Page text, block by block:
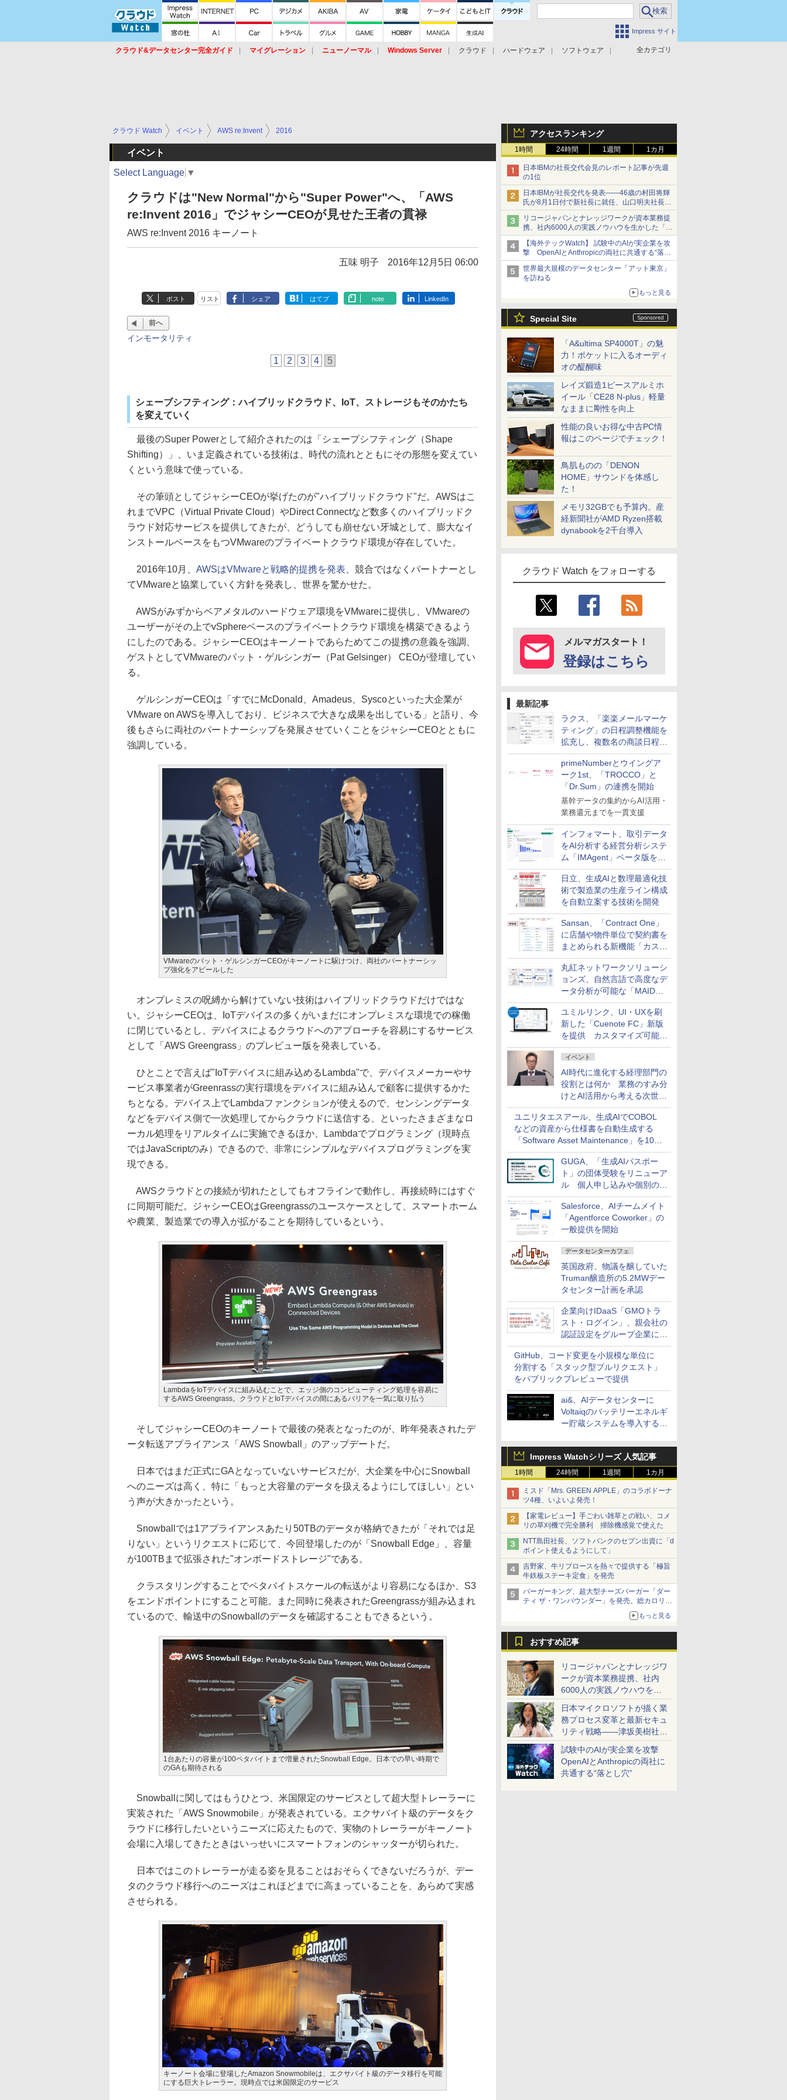
Impress サイト
全カテゴリ
クラウド&データセンター完全ガイド マイグレーション ニューノーマル Windows Server クラウド ハードウェア
ソフトウェア
アクセスランキング
1時間 24時間 1週間 1カ月
日本IBMの社長交代会見のレポート記事が先週
の1位
日本IBMが社長交代を発表――46歳の村田将輝
氏が8月1日付で新社長に就任、山口明夫社長は
会長へ
リコージャパンとナレッジワークが資本業務提
携、社内6000人の実践ノウハウを生かした「AI
商談記録 for RICOH」を展開へ
【海外テックWatch】 試験中のAIが実企業を攻
撃 OpenAIとAnthropicの両社に共通する“落と
し穴”
世界最大規模のデータセンター「アット東京」
を訪ねる
もっと見る
Special Site
「A&ultima SP4000T」の魅
力！ポケットに入るオーディ
オの醍醐味
レイズ鍛造1ピースアルミホ
イール「CE28 N-plus」軽量
なままに剛性を向上
性能の良いお得な中古PC情
報はこのページでチェック！
鳥肌ものの「DENON
HOME」サウンドを体感し
た！
メモリ32GBでも予算内。産
経新聞社がAMD Ryzen搭載
dynabookを2千台導入
クラウド Watch をフォローする
メルマガスタート！
登録はこちら
最新記事
ラクス、「楽楽メールマーケ
ティング」の日程調整機能を
拡充し、複数名の商談日程調
整を効率化
primeNumberとウイングア
ーク1st、「TROCCO」と
「Dr.Sum」の連携を開始
基幹データの集約からAI活用・
業務還元までを一貫支援
インフォマート、取引データ
をAI分析する経営分析システ
ム「IMAgent」ベータ版を提
供
日立、生成AIと数理最適化技
術で製造業の生産ライン構成
を自動立案する技術を開発
Sansan、「Contract One」
に店舗や物件単位で契約書を
まとめられる新機能「カスタ
ム契約ツリー」を追加
丸紅ネットワークソリューシ
ョンズ、自然言語で高度なデ
ータ分析が可能な「MAIDOA
AI ASSIST」を9月より提供
ユミルリンク、UI・UXを刷
新した「Cuenote FC」新版
を提供 カスタマイズ可能な
ダッシュボード画面を搭載
イベント
AI時代に進化する経理部門の
役割とは何か 業務のすみ分
けとAI活用から考える次世代
ファイナンス戦略
ユニリタエスアール、生成AIでCOBOL
などの資産から仕様書を自動生成する
「Software Asset Maintenance」を10月
に発売
GUGA、「生成AIパスポー
ト」の団体受験をリニューア
ル 個人申し込みや個別の支
払いなどに対応
Salesforce、AIチームメイト
「Agentforce Coworker」の
一般提供を開始
データセンターカフェ
英国政府、物議を醸していた
Truman醸造所の5.2MWデー
タセンター計画を承認
企業向けIDaaS「GMOトラ
スト・ログイン」、親会社の
認証設定をグループ企業に展
開できる新機能を提供
GitHub、コード変更を小規模な単位に
分割する「スタック型プルリクエスト」
をパブリックプレビューで提供
ai&、AIデータセンターに
Voltaiqのバッテリーエネルギ
ー貯蔵システムを導入する計
Impress Watchシリーズ 人気記事
1時間 24時間 1週間 1カ月
ミスド「Mrs. GREEN APPLE」のコラボドーナ
ツ4種、いよいよ発売！
【家電レビュー】手ごわい雑草との戦い、コメ
リの草刈機で完全勝利 掃除機感覚で使えた
NTT島田社長、ソフトバンクのセブン出資に「d
ポイント使えるようにして」
吉野家、牛リブロースを熱々で提供する「極旨
牛鉄板ステーキ定食」を発売
バーガーキング、超大型チーズバーガー「ダー
ティ ザ・ワンパウンダー」を発売。総カロリー
もっと見る
おすすめ記事
リコージャパンとナレッジワ
ークが資本業務提携、社内
6000人の実践ノウハウを生
かした「AI商談記録 for
RICOH」を展開へ
日本マイクロソフトが描く業
務プロセス変革と最新セキュ
リティ戦略――津坂美樹社長
が2027年度戦略を説明
試験中のAIが実企業を攻撃
OpenAIとAnthropicの両社に
共通する“落とし穴”
クラウド Watch イベント AWS re:Invent 2016
イベント
Select Language ▼
クラウドは"New Normal"から"Super Power"へ、「AWS
re:Invent 2016」でジャシーCEOが見せた王者の貫禄
AWS re:Invent 2016 キーノート
五味 明子 2016年12月5日 06:00
ポスト リスト シェア はてブ note LinkedIn
前へ
インモータリティ
1 2 3 4 5
シェーブシフティング：ハイブリッドクラウド、IoT、ストレージもそのかたち
を変えていく
最後のSuper Powerとして紹介されたのは「シェープシフティング（Shape
Shifting）」、いま定義されている技術は、時代の流れとともにその形態を変えてい
くという意味で使っている。
その筆頭としてジャシーCEOが挙げたのが"ハイブリッドクラウド"だ。AWSはこ
れまでVPC（Virtual Private Cloud）やDirect Connectなど数多くのハイブリッドク
ラウド対応サービスを提供してきたが、どうしても崩せない牙城として、膨大なイ
ンストールベースをもつVMwareのプライベートクラウド環境が存在していた。
2016年10月、 AWSはVMwareと戦略的提携を発表 、競合ではなくパートナーとし
てVMwareと協業していく方針を発表し、世界を驚かせた。
AWSがみずからベアメタルのハードウェア環境をVMwareに提供し、VMwareの
ユーザーがその上でvSphereベースのプライベートクラウド環境を構築できるよう
にしたのである。ジャシーCEOはキーノートであらためてこの提携の意義を強調、
ゲストとしてVMwareのパット・ゲルシンガー（Pat Gelsinger） CEOが登壇してい
る。
ゲルシンガーCEOは「すでにMcDonald、Amadeus、Syscoといった大企業が
VMware on AWSを導入しており、ビジネスで大きな成果を出している」と語り、今
後もさらに両社のパートナーシップを発展させていくことをジャシーCEOとともに
強調している。
VMwareのパット・ゲルシンガーCEOがキーノートに駆けつけ、両社のパートナーシッ
プ強化をアピールした
オンプレミスの呪縛から解けていない技術はハイブリッドクラウドだけではな
い。ジャシーCEOは、IoTデバイスの多くがいまだにオンプレミスな環境での稼働
に閉じているとし、デバイスによるクラウドへのアプローチを容易にするサービス
として「AWS Greengrass」のプレビュー版を発表している。
ひとことで言えば"IoTデバイスに組み込めるLambda"で、デバイスメーカーやサ
ービス事業者がGreenrassの実行環境をデバイスに組み込んで顧客に提供するかた
ちとなる。デバイス上でLambdaファンクションが使えるので、センシングデータ
などをデバイス側で一次処理してからクラウドに送信する、といったさまざまなロ
ーカル処理をリアルタイムに実施できるほか、Lambdaでプログラミング（現時点
ではJavaScriptのみ）できるので、非常にシンプルなデバイスプログラミングを実
現できる。
AWSクラウドとの接続が切れたとしてもオフラインで動作し、再接続時にはすぐ
に同期可能だ。ジャシーCEOはGreengrassのユースケースとして、スマートホーム
や農業、製造業での導入が拡がることを期待しているという。
LambdaをIoTデバイスに組み込むことで、エッジ側のコンピューティング処理を容易に
するAWS Greengrass。クラウドとIoTデバイスの間にあるバリアを一気に取り払う
そしてジャシーCEOのキーノートで最後の発表となったのが、昨年発表されたデ
ータ転送アプライアンス「AWS Snowball」のアップデートだ。
日本ではまだ正式にGAとなっていないサービスだが、大企業を中心にSnowball
へのニーズは高く、特に「もっと大容量のデータを扱えるようにしてほしい」とい
う声が大きかったという。
Snowballでは1アプライアンスあたり50TBのデータが格納できたが「それでは足
りない」というリクエストに応じて、今回登場したのが「Snowball Edge」、容量
が100TBまで拡張された"オンボードストレージ"である。
クラスタリングすることでペタバイトスケールの転送がより容易になるほか、S3
をエンドポイントにすること可能。また同時に発表されたGreengrassが組み込まれ
ているので、輸送中のSnowballのデータを確認することもできるという。
1台あたりの容量が100ペタバイトまで増量されたSnowball Edge。日本での早い時期で
のGAも期待される
Snowballに関してはもうひとつ、米国限定のサービスとして超大型トレーラーに
実装された「AWS Snowmobile」が発表されている。エクサバイト級のデータをク
ラウドに移行したいというニーズに応えたもので、実物のトレーラーがキーノート
会場に入場してきたときはいっせいにスマートフォンのシャッターが切られた。
日本ではこのトレーラーが走る姿を見ることはおそらくできないだろうが、デー
タのクラウド移行へのニーズはこれほどまでに高まっていることを、あらめて実感
させられる。
キーノート会場に登場したAmazon Snowmobileは、エクサバイト級のデータ移行を可能
にする巨大トレーラー。現時点では米国限定のサービス